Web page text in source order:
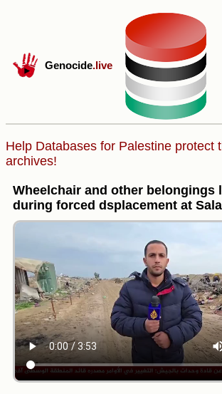
Genocide.live
Help Databases for Palestine protect
archives!
Wheelchair and other belongings
during forced dsplacement at